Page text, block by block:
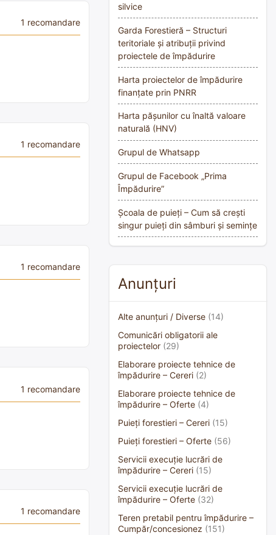
1 recomandare
1 recomandare
1 recomandare
1 recomandare
1 recomandare
silvice
Garda Forestieră – Structuri
teritoriale și atribuții privind
proiectele de împădurire
Harta proiectelor de împădurire
finanțate prin PNRR
Harta pășunilor cu înaltă valoare
naturală (HNV)
Grupul de Whatsapp
Grupul de Facebook „Prima
Împădurire”
Școala de puieți – Cum să crești
singur puieți din sâmburi și semințe
Anunțuri
Alte anunțuri / Diverse (14)
Comunicări obligatorii ale
proiectelor (29)
Elaborare proiecte tehnice de
împădurire – Cereri (2)
Elaborare proiecte tehnice de
împădurire – Oferte (4)
Puieți forestieri – Cereri (15)
Puieți forestieri – Oferte (56)
Servicii execuție lucrări de
împădurire – Cereri (15)
Servicii execuție lucrări de
împădurire – Oferte (32)
Teren pretabil pentru împădurire –
Cumpăr/concesionez (151)